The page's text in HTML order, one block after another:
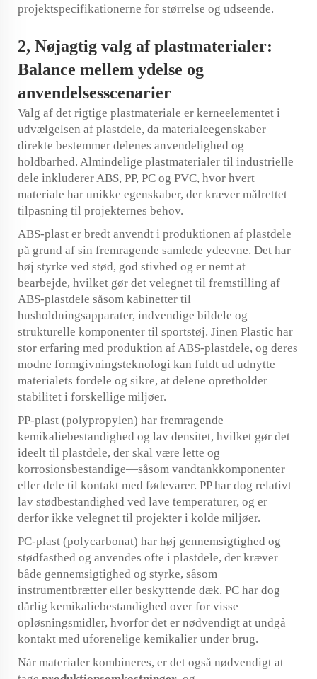
projektspecifikationerne for størrelse og udseende.
2, Nøjagtig valg af plastmaterialer:
Balance mellem ydelse og
anvendelsesscenarier
Valg af det rigtige plastmateriale er kerneelementet i
udvælgelsen af plastdele, da materialeegenskaber
direkte bestemmer delenes anvendelighed og
holdbarhed. Almindelige plastmaterialer til industrielle
dele inkluderer ABS, PP, PC og PVC, hvor hvert
materiale har unikke egenskaber, der kræver målrettet
tilpasning til projekternes behov.
ABS-plast er bredt anvendt i produktionen af plastdele
på grund af sin fremragende samlede ydeevne. Det har
høj styrke ved stød, god stivhed og er nemt at
bearbejde, hvilket gør det velegnet til fremstilling af
ABS-plastdele såsom kabinetter til
husholdningsapparater, indvendige bildele og
strukturelle komponenter til sportstøj. Jinen Plastic har
stor erfaring med produktion af ABS-plastdele, og deres
modne formgivningsteknologi kan fuldt ud udnytte
materialets fordele og sikre, at delene opretholder
stabilitet i forskellige miljøer.
PP-plast (polypropylen) har fremragende
kemikaliebestandighed og lav densitet, hvilket gør det
ideelt til plastdele, der skal være lette og
korrosionsbestandige—såsom vandtankkomponenter
eller dele til kontakt med fødevarer. PP har dog relativt
lav stødbestandighed ved lave temperaturer, og er
derfor ikke velegnet til projekter i kolde miljøer.
PC-plast (polycarbonat) har høj gennemsigtighed og
stødfasthed og anvendes ofte i plastdele, der kræver
både gennemsigtighed og styrke, såsom
instrumentbrætter eller beskyttende dæk. PC har dog
dårlig kemikaliebestandighed over for visse
opløsningsmidler, hvorfor det er nødvendigt at undgå
kontakt med uforenelige kemikalier under brug.
Når materialer kombineres, er det også nødvendigt at